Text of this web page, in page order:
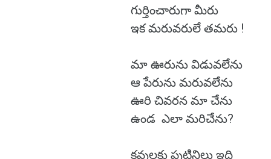
గుర్తించారుగా మీరు
ఇక మరువరులే తమరు !
మా ఊరును విడువలేను
ఆ పేరును మరువలేను
ఊరి చివరన మా చేను
ఉండ ఎలా మరిచేను?
కవులకు పుట్టినిల్లు ఇది